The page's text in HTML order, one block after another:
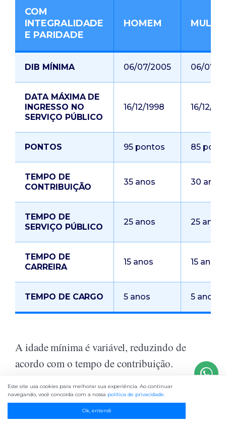
COM
INTEGRALIDADE
E PARIDADE
HOMEM
DIB MÍNIMA 06/07/2005 06/07/
DATA MÁXIMA DE
INGRESSO NO
SERVIÇO PÚBLICO
16/12/1998 16/12/
PONTOS 95 pontos 85
TEMPO DE
CONTRIBUIÇÃO
35 anos 30 anos
TEMPO DE
SERVIÇO PÚBLICO
25 anos 25 anos
TEMPO DE
CARREIRA
15 anos 15 anos
TEMPO DE CARGO 5 anos 5 anos
A idade mínima é variável, reduzindo de
acordo com o tempo de contribuição.
Pela letra da lei a idade mínima começa em 55
anos mulher e 60 anos homem.
Este site usa cookies para melhorar sua experiência. Ao continuar
navegando, você concorda com a nossa política de privacidade.
Ok, entendi